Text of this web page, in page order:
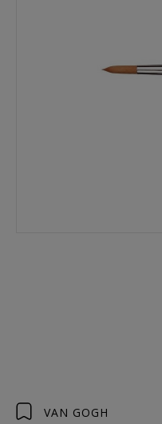
VAN GOGH